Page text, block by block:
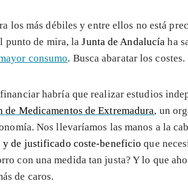
los más débiles y entre ellos no está
punto de mira, laJunta de Andalucía ha
consumo. Busca abaratar los costes.
habría que realizar estudios
Medicamentos de Extremadura, un
Nos llevaríamos las manos a la
y de justificado coste-beneficio que
con una medida tan justa? Y lo que
de caros.